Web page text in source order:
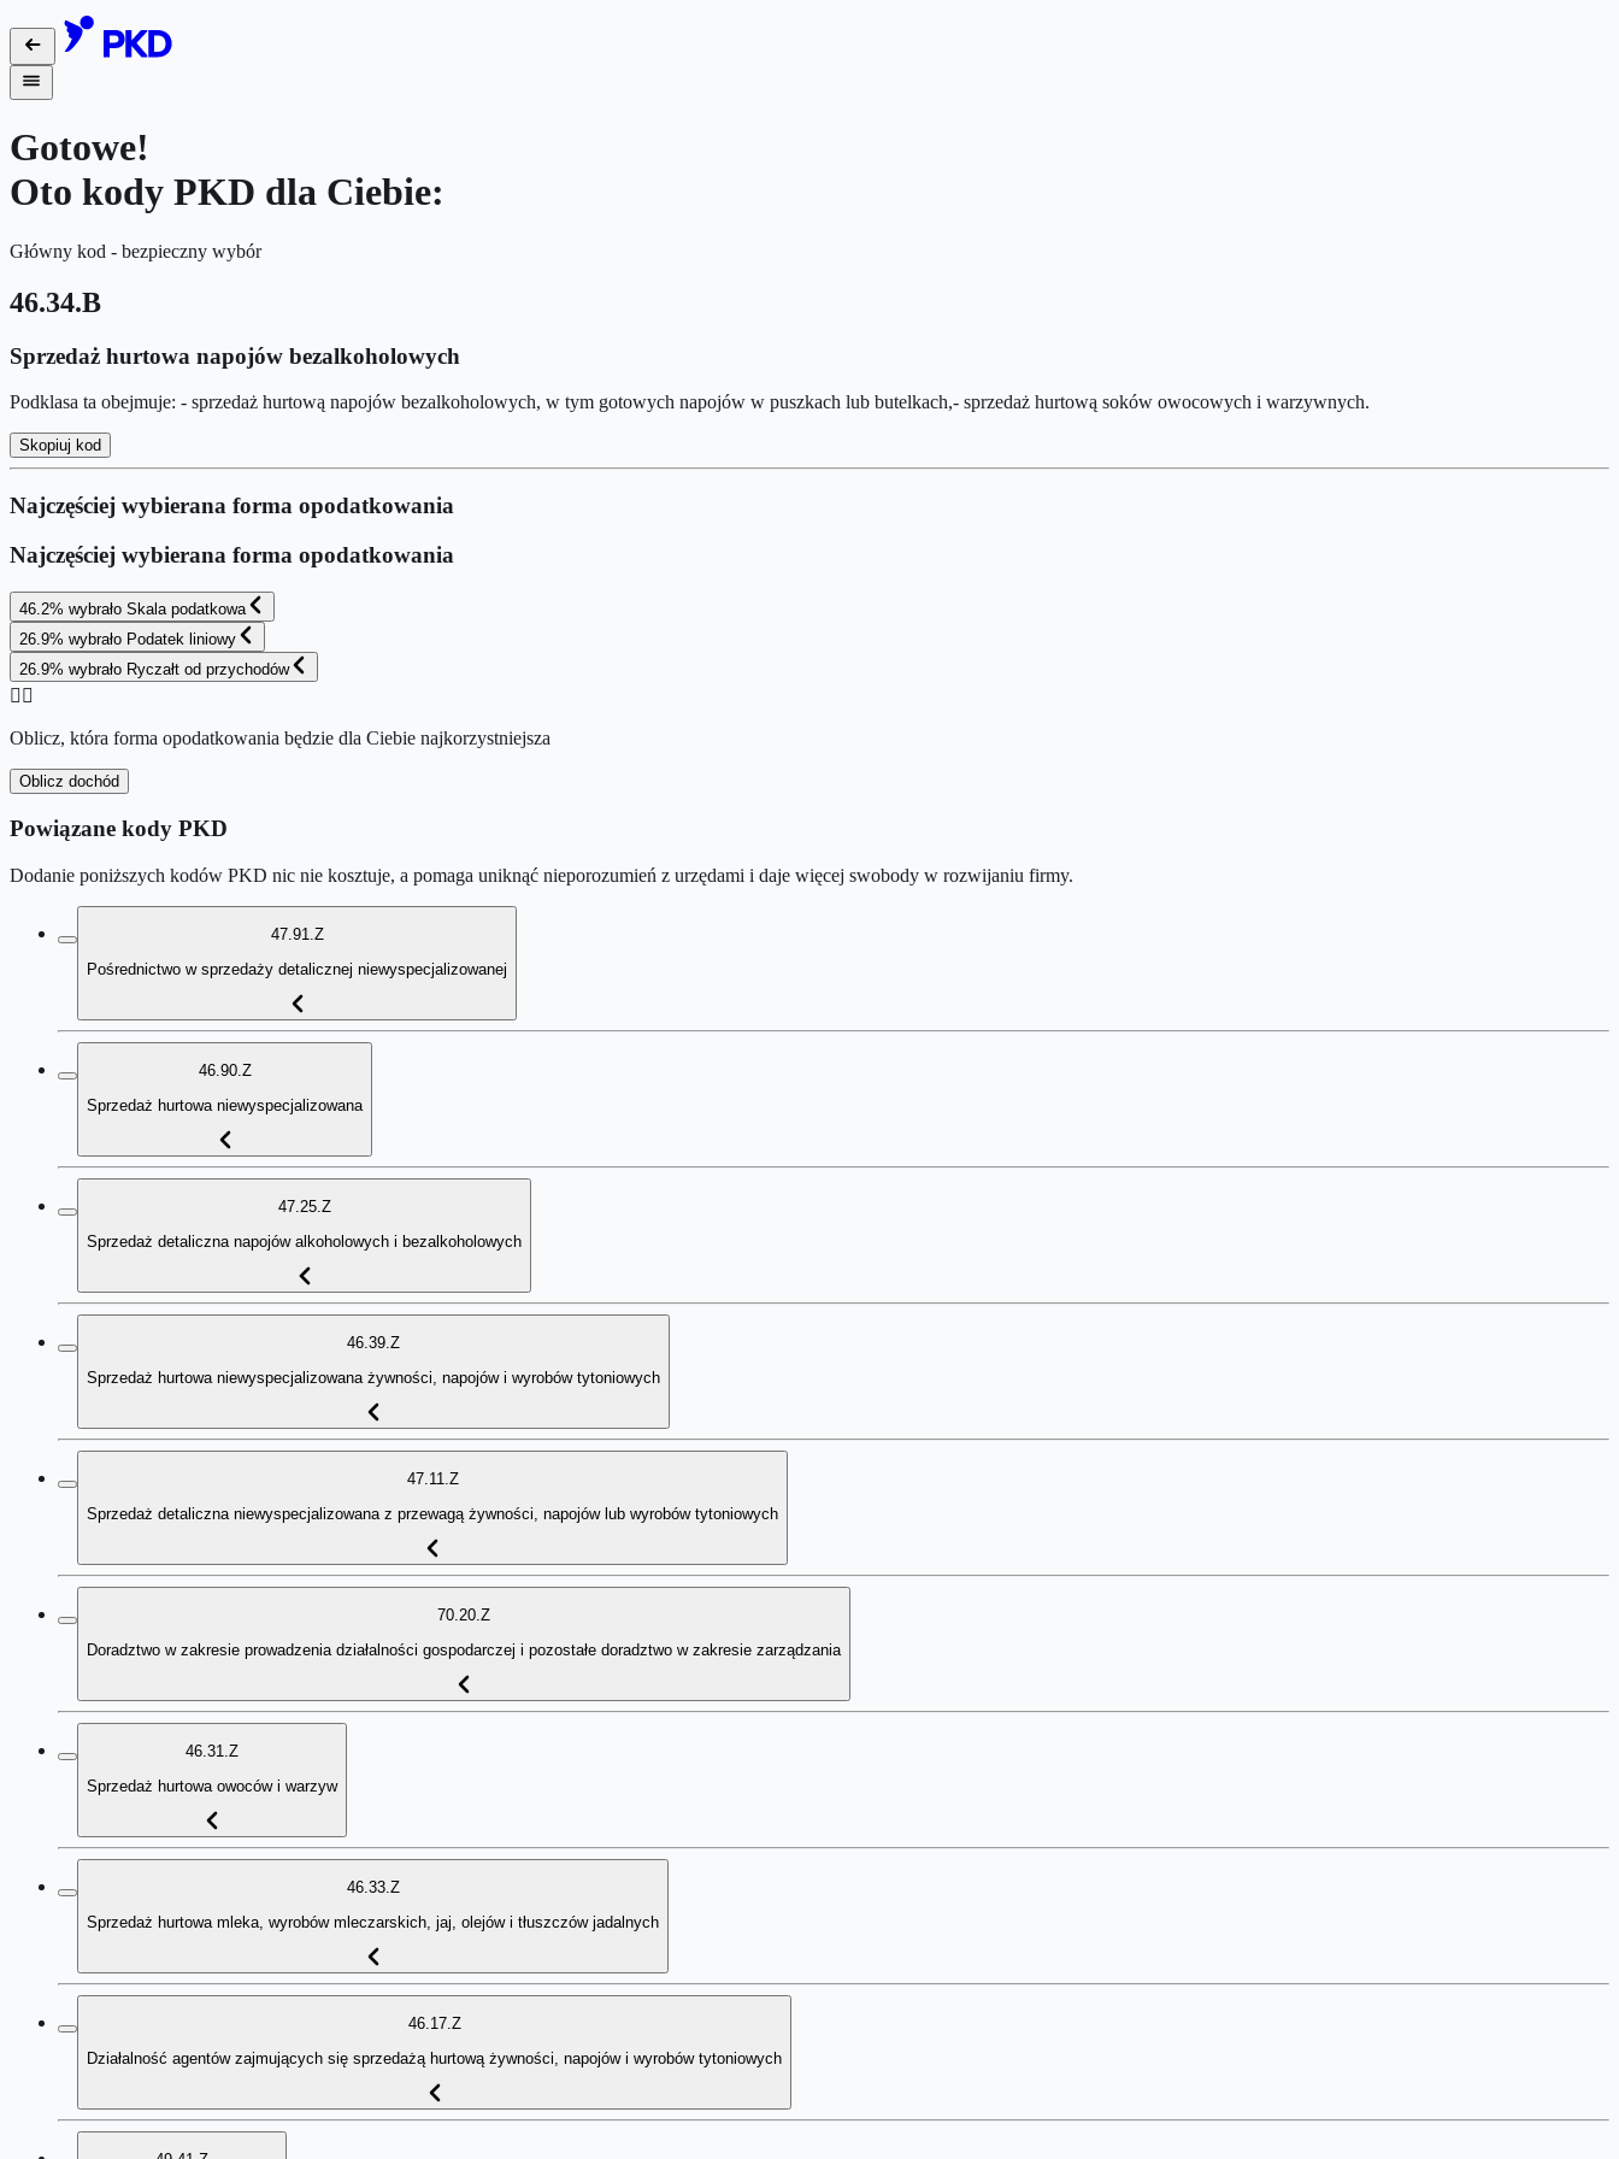
Gotowe!
Oto kody PKD dla Ciebie:
Główny kod - bezpieczny wybór
46.34.B
Sprzedaż hurtowa napojów bezalkoholowych
Podklasa ta obejmuje: - sprzedaż hurtową napojów bezalkoholowych, w tym gotowych napojów w puszkach lub butelkach,- sprzedaż hurtową soków owocowych i warzywnych.
Skopiuj kod
Najczęściej wybierana forma opodatkowania
Najczęściej wybierana forma opodatkowania
46.2% wybrało Skala podatkowa
26.9% wybrało Podatek liniowy
26.9% wybrało Ryczałt od przychodów
👉🏻
Oblicz, która forma opodatkowania będzie dla Ciebie najkorzystniejsza
Oblicz dochód
Powiązane kody PKD
Dodanie poniższych kodów PKD nic nie kosztuje, a pomaga uniknąć nieporozumień z urzędami i daje więcej swobody w rozwijaniu firmy.
47.91.Z
Pośrednictwo w sprzedaży detalicznej niewyspecjalizowanej
46.90.Z
Sprzedaż hurtowa niewyspecjalizowana
47.25.Z
Sprzedaż detaliczna napojów alkoholowych i bezalkoholowych
46.39.Z
Sprzedaż hurtowa niewyspecjalizowana żywności, napojów i wyrobów tytoniowych
47.11.Z
Sprzedaż detaliczna niewyspecjalizowana z przewagą żywności, napojów lub wyrobów tytoniowych
70.20.Z
Doradztwo w zakresie prowadzenia działalności gospodarczej i pozostałe doradztwo w zakresie zarządzania
46.31.Z
Sprzedaż hurtowa owoców i warzyw
46.33.Z
Sprzedaż hurtowa mleka, wyrobów mleczarskich, jaj, olejów i tłuszczów jadalnych
46.17.Z
Działalność agentów zajmujących się sprzedażą hurtową żywności, napojów i wyrobów tytoniowych